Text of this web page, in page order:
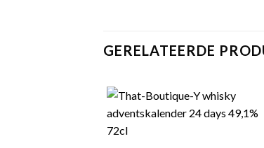
GERELATEERDE